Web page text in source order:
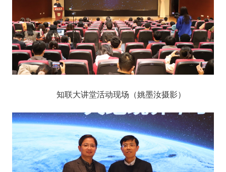
知联大讲堂活动现场（姚墨汝摄影）